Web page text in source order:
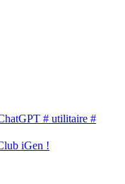
# utilitaire #
iGen !